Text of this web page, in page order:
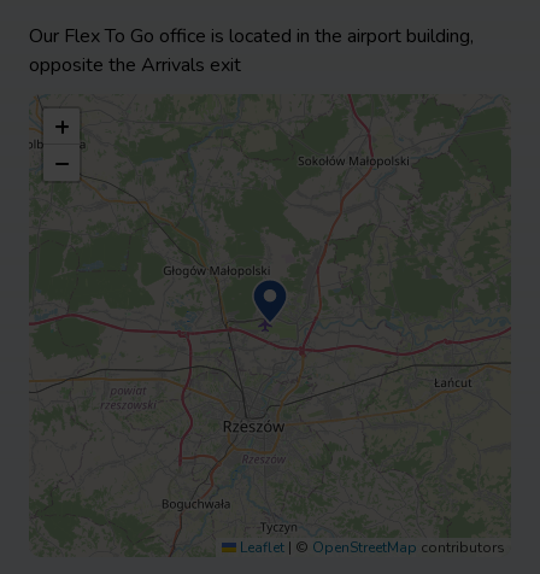
+
−
Leaflet | © OpenStreetMap contributors
Our Flex To Go office is located in the airport building,
opposite the Arrivals exit